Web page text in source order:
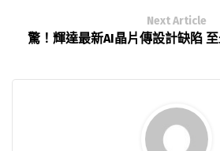
Next Article
驚！輝達最新AI晶片傳設計缺陷